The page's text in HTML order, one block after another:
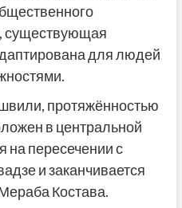
существующая
для людей
протяжённостью
в центральной
на пересечении с
и заканчивается
Костава.